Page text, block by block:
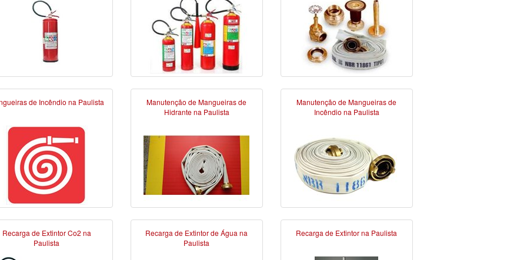
de Incêndio na Paulista
Manutenção de Mangueiras de
Hidrante na Paulista
Manutenção de Mangueiras de
Incêndio na Paulista
Recarga de Extintor Co2 na
Paulista
Recarga de Extintor de Água na
Paulista
Recarga de Extintor na Paulista